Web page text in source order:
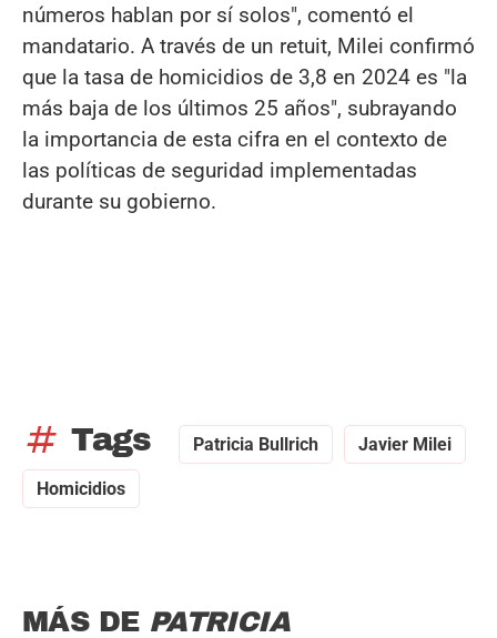
números hablan por sí solos", comentó el
mandatario. A través de un retuit, Milei confirmó
que la tasa de homicidios de 3,8 en 2024 es "la
más baja de los últimos 25 años", subrayando
la importancia de esta cifra en el contexto de
las políticas de seguridad implementadas
durante su gobierno.
tag Tags Patricia Bullrich Javier Milei
Homicidios
MÁS DE PATRICIA